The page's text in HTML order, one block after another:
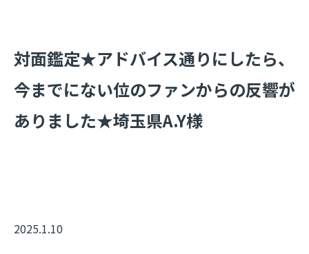
​対面鑑定★アドバイス通りにしたら、
今までにない位のファンからの反響が
ありました★埼玉県A.Y様
2025.1.10